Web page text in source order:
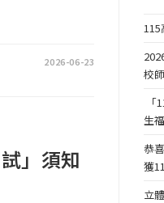
2026-06-23
」須知
校
生
恭
獲
立